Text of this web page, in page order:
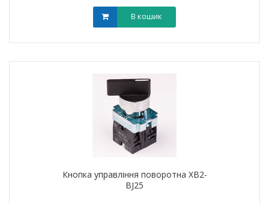
В кошик
Кнопка управління поворотна XB2-
BJ25